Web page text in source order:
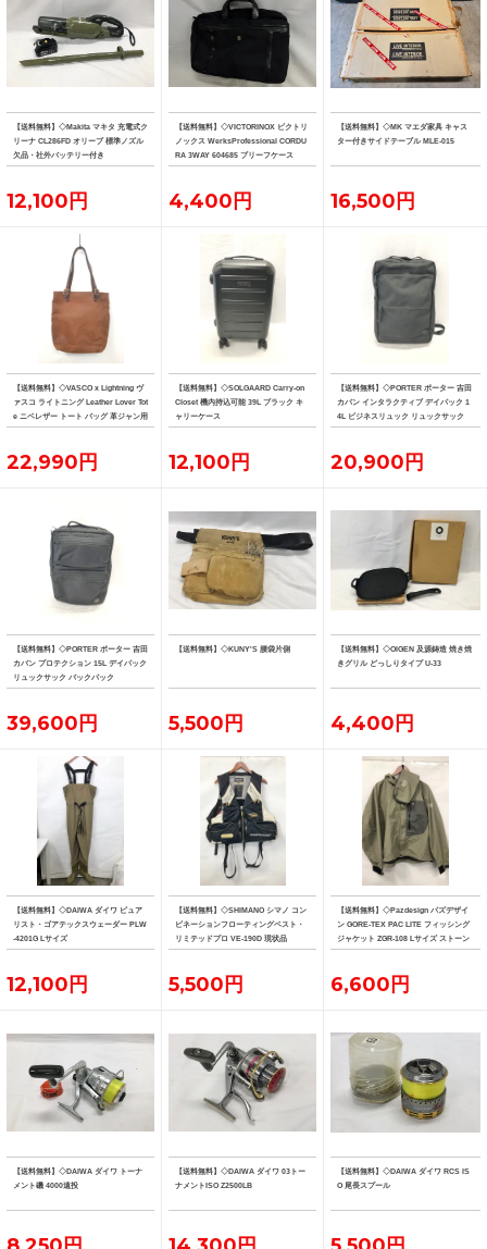
【送料無料】◇Makita マキタ 充電式ク
リーナ CL286FD オリーブ 標準ノズル
欠品・社外バッテリー付き
12,100円
【送料無料】◇VICTORINOX ビクトリ
ノックス WerksProfessional CORDU
RA 3WAY 604685 ブリーフケース
4,400円
【送料無料】◇MK マエダ家具 キャス
ター付きサイドテーブル MLE-015
16,500円
【送料無料】◇VASCO x Lightning ヴ
ァスコ ライトニング Leather Lover Tot
e ニベレザー トート バッグ 革ジャン用
トート
22,990円
【送料無料】◇SOLGAARD Carry-on
Closet 機内持込可能 39L ブラック キ
ャリーケース
12,100円
【送料無料】◇PORTER ポーター 吉田
カバン インタラクティブ デイパック 1
4L ビジネスリュック リュックサック
20,900円
【送料無料】◇PORTER ポーター 吉田
カバン プロテクション 15L デイパック
リュックサック バックパック
39,600円
【送料無料】◇KUNY'S 腰袋片側
5,500円
【送料無料】◇OIGEN 及源鋳造 焼き焼
きグリル どっしりタイプ U-33
4,400円
【送料無料】◇DAIWA ダイワ ピュア
リスト・ゴアテックスウェーダー PLW
-4201G Lサイズ
12,100円
【送料無料】◇SHIMANO シマノ コン
ビネーションフローティングベスト・
リミテッドプロ VE-190D 現状品
5,500円
【送料無料】◇Pazdesign パズデザイ
ン GORE-TEX PAC LITE フィッシング
ジャケット ZGR-108 Lサイズ ストーン
系カラー
6,600円
【送料無料】◇DAIWA ダイワ トーナ
メント磯 4000遠投
【送料無料】◇DAIWA ダイワ 03トー
ナメントISO Z2500LB
【送料無料】◇DAIWA ダイワ RCS IS
O 尾長スプール